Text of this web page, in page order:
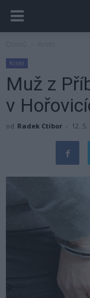
Krimi
Muž z
v
od Radek Ctibor - 12. 5.